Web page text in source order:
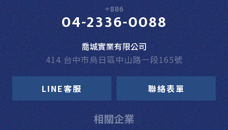
相關企業
+886
04-2336-0088
喬城實業有限公司
414 台中市烏日區中山路一段165號
LINE客服 聯絡表單